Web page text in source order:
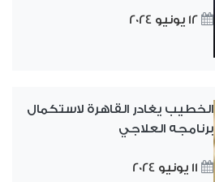
12 يونيو 2024
الخطيب يغادر القاهرة لاستكمال
برنامجه العلاجي
11 يونيو 2024